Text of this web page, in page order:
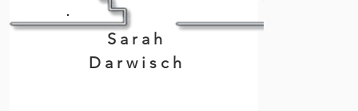
Sarah
Darwisch